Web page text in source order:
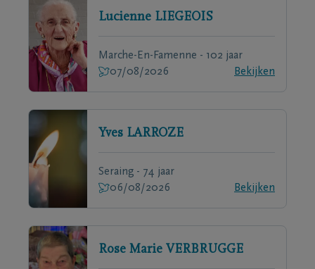
Lucienne LIEGEOIS
Marche-En-Famenne - 102 jaar
07/08/2026
Bekijken
Yves LARROZE
Seraing - 74 jaar
06/08/2026
Bekijken
Rose Marie VERBRUGGE